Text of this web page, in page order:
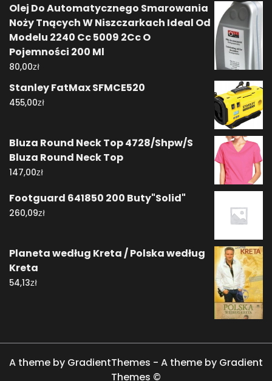
Olej Do Automatycznego Smarowania
Noży Tnących W Niszczarkach Ideal Od
Modelu 2240 Cc 5009 2Cc O
Pojemności 200 Ml
80,00zł
Stanley FatMax SFMCE520
455,00zł
Bluza Round Neck Top 4728/Shpw/S
Bluza Round Neck Top
147,00zł
Footguard 641850 200 Buty"Solid"
260,09zł
Planeta według Kreta / Polska według
Kreta
54,13zł
A theme by GradientThemes - A theme by Gradient
Themes ©